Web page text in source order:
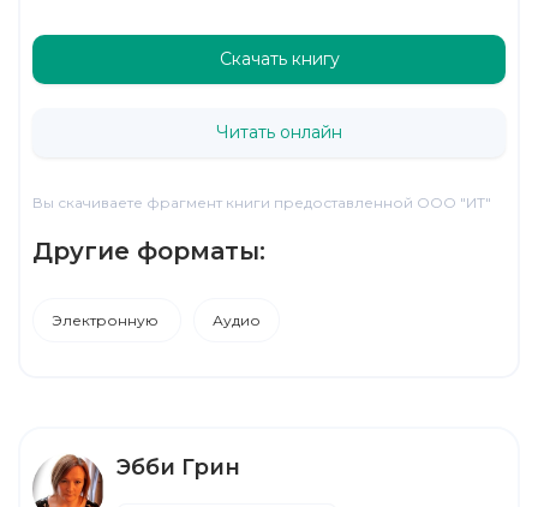
Скачать книгу
Читать онлайн
Вы скачиваете фрагмент книги предоставленной ООО "ИТ"
Другие форматы:
Электронную Аудио
Эбби Грин